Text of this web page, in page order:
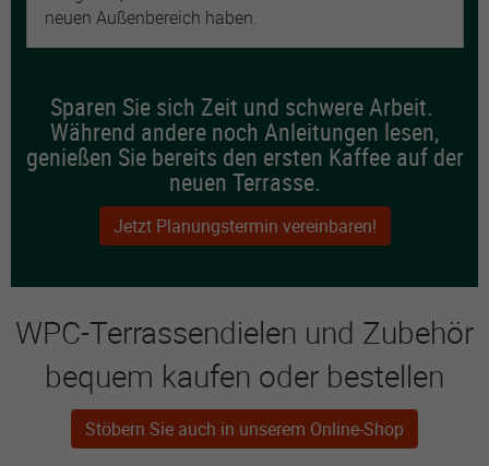
neuen Außenbereich haben.
Sparen Sie sich Zeit und schwere Arbeit.
Während andere noch Anleitungen lesen,
genießen Sie bereits den ersten Kaffee auf der
neuen Terrasse.
Jetzt Planungstermin vereinbaren!
WPC-Terrassendielen und Zubehör
bequem kaufen oder bestellen
Stöbern Sie auch in unserem Online-Shop